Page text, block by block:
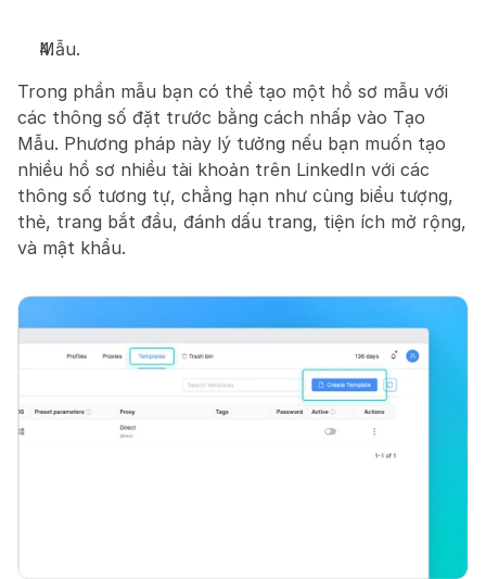
Mẫu.
Trong phần mẫu bạn có thể tạo một hồ sơ mẫu với
các thông số đặt trước bằng cách nhấp vào Tạo
Mẫu. Phương pháp này lý tưởng nếu bạn muốn tạo
nhiều hồ sơ nhiều tài khoản trên LinkedIn với các
thông số tương tự, chẳng hạn như cùng biểu tượng,
thẻ, trang bắt đầu, đánh dấu trang, tiện ích mở rộng,
và mật khẩu.